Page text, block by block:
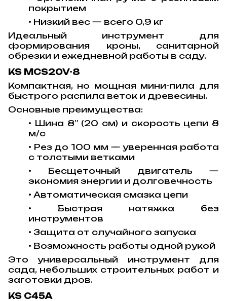
покрытием
• Низкий вес — всего 0,9 кг
Идеальный инструмент для
формирования кроны, санитарной
обрезки и ежедневной работы в саду.
KS MCS20V-8
Компактная, но мощная мини-пила для
быстрого распила веток и древесины.
Основные преимущества:
• Шина 8” (20 см) и скорость цепи 8
м/с
• Рез до 100 мм — уверенная работа
с толстыми ветками
• Бесщеточный двигатель —
экономия энергии и долговечность
• Автоматическая смазка цепи
• Быстрая натяжка без
инструментов
• Защита от случайного запуска
• Возможность работы одной рукой
Это универсальный инструмент для
сада, небольших строительных работ и
заготовки дров.
KS C45A